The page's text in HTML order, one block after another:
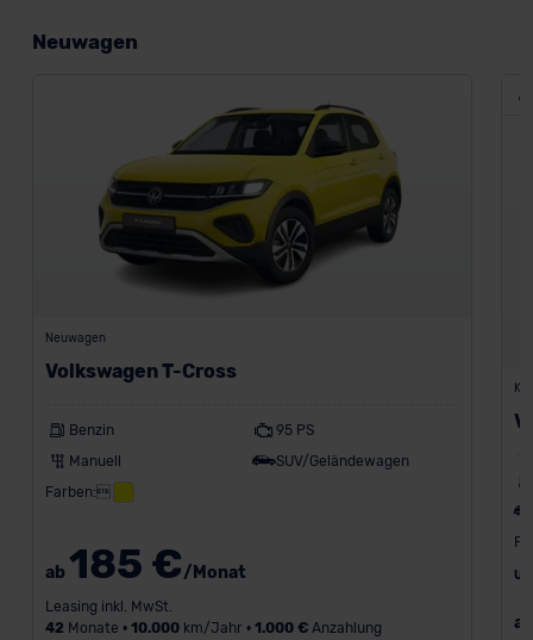
Neuwagen
Neuwagen
Volkswagen T-Cross
Benzin
95 PS
Manuell
SUV/Geländewagen
Farben:
ab 185 €/Monat
Leasing inkl. MwSt.
42 Monate • 10.000km/Jahr • 1.000 €Anzahlung